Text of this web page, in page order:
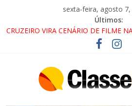
sexta-feira, agosto 7,
Últimos:
CRUZEIRO VIRA CENÁRIO DE FILME
PROMOTOR DO GAECO
ACESSO À APARECIDA NA DUTRA